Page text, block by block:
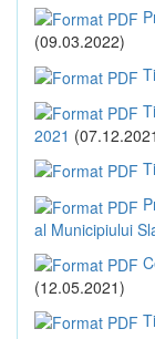
(09.03.2022)
2021
al Municipiului
(12.05.2021)